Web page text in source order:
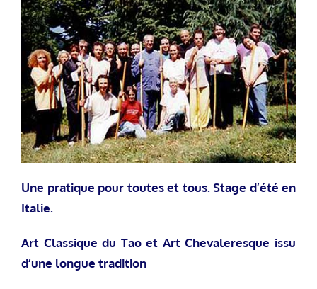
Une pratique pour toutes et tous. Stage d’été en
Italie.
Art Classique du Tao et Art Chevaleresque issu
d’une longue tradition